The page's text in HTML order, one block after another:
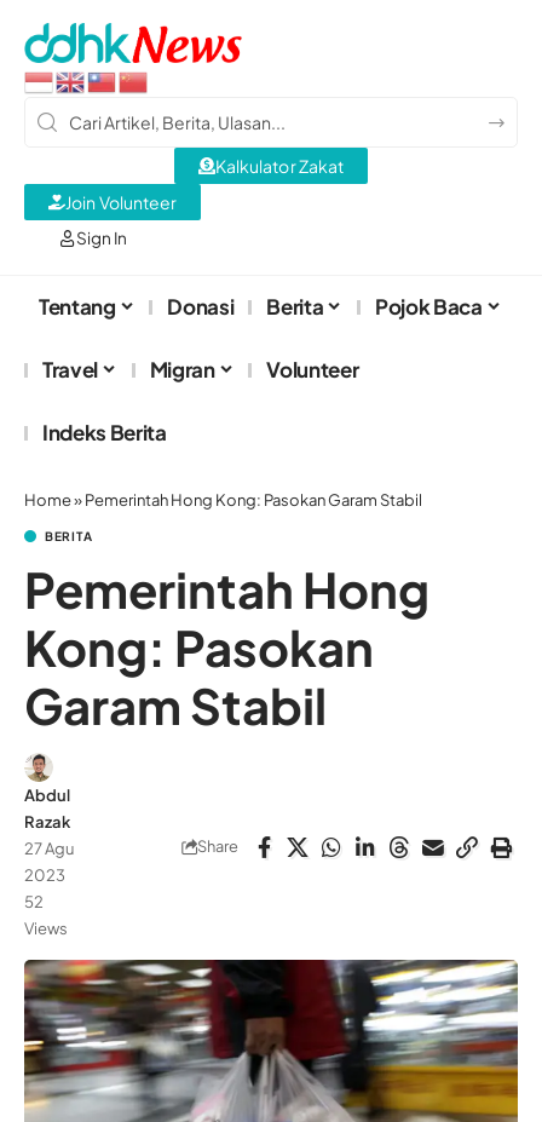
Sign In
Kalkulator Zakat
Join Volunteer
Tentang Donasi Berita Pojok Baca
Travel Migran Volunteer
Indeks Berita
Home»Pemerintah Hong Kong: Pasokan Garam Stabil
BERITA
Pemerintah Hong
Kong: Pasokan
Garam Stabil
Abdul
Razak
27 Agu
2023
52
Views
Share